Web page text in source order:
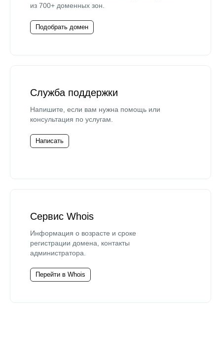
из 700+ доменных зон.
Подобрать домен
Служба поддержки
Напишите, если вам нужна помощь или
консультация по услугам.
Написать
Сервис Whois
Информация о возрасте и сроке
регистрации домена, контакты
администратора.
Перейти в Whois